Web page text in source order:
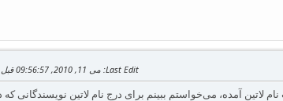
Last Edit: می 11, 2010, 09:56:57 قبل از ظهر by einian85
آمده، می‌خواستم ببینم برای درج نام لاتین نویسندگانی که